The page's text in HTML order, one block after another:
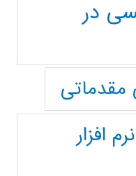
در
افزار